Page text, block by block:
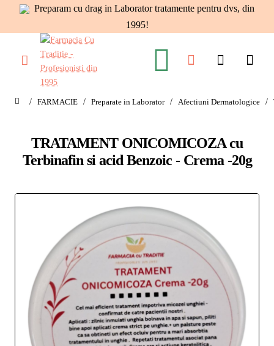
Preparam cu drag in Laborator tratamente pentru dvs, din
1995!
TRATAMENT ONICOMICOZA cu
Terbinafin si acid Benzoic - Crema -20g
FARMACIE Preparate in Laborator Afectiuni Dermatologice